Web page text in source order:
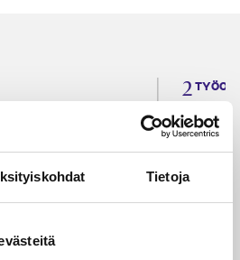
Tietoja
kulujen